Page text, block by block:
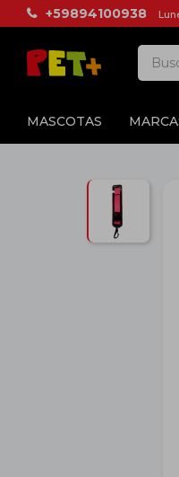
MASCOTAS
+59894100938